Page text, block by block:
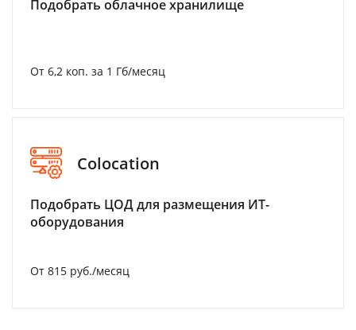
Подобрать облачное хранилище
От 6,2 коп. за 1 Гб/месяц
Colocation
Подобрать ЦОД для размещения ИТ-
оборудования
От 815 руб./месяц